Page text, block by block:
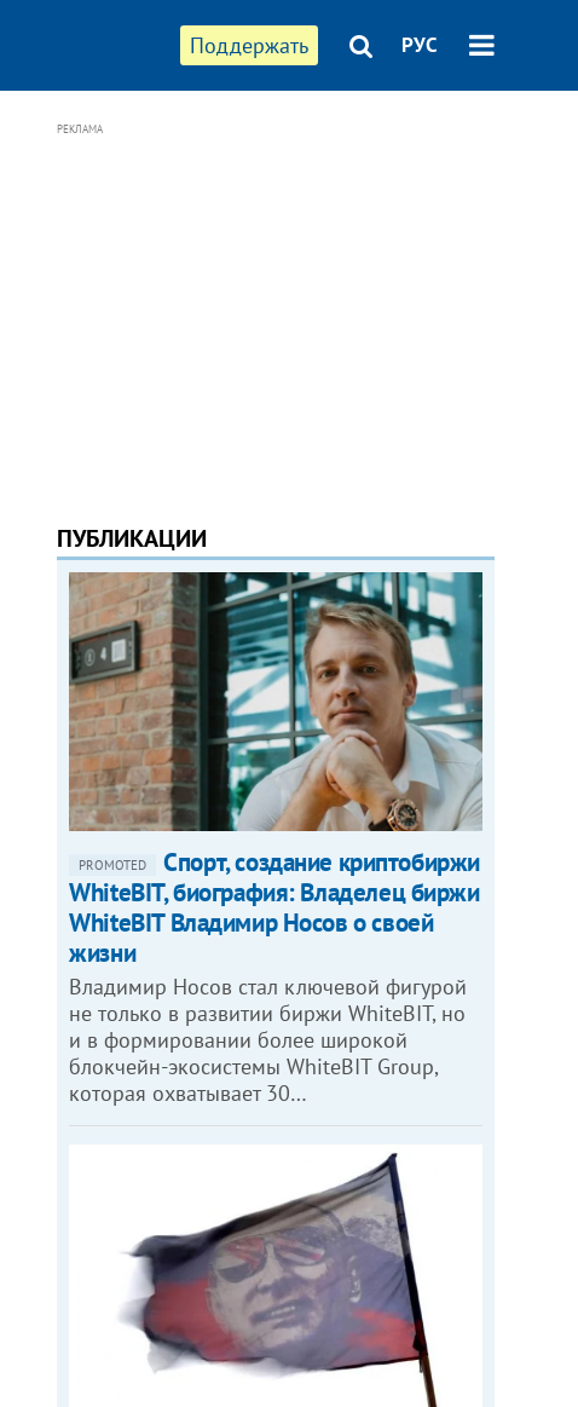
Поддержать РУС
РЕКЛАМА
ПУБЛИКАЦИИ
PROMOTED
Спорт, создание криптобиржи
WhiteBIT, биография: Владелец биржи
WhiteBIT Владимир Носов о своей
жизни
Владимир Носов стал ключевой фигурой
не только в развитии биржи WhiteBIT, но
и в формировании более широкой
блокчейн-экосистемы WhiteBIT Group,
которая охватывает 30…